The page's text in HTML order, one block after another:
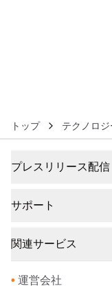
トップ テクノロ
プレスリリース配信
サポート
関連サービス
• 運営会社